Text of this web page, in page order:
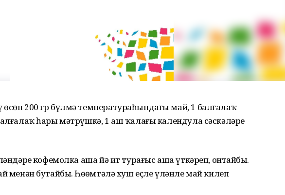
200 гр бүлмә температураһындағы май, 1 балғалаҡ
һары мәтрүшкә, 1 аш ҡалағы календула сәскәләре
кофемолка аша йә ит турағыс аша үткәреп, онтайбыҙ.
менән бутайбыҙ. Һөҙөмтәлә хуш еҫле үләнле май килеп